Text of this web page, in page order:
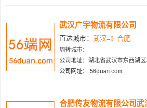
武汉广宇物流有限公司
直达城市： 武汉=》合肥
周转城市：
公司地址：湖北省武汉市东西湖
公司网址：.56duan.com
合肥传友物流有限公司武